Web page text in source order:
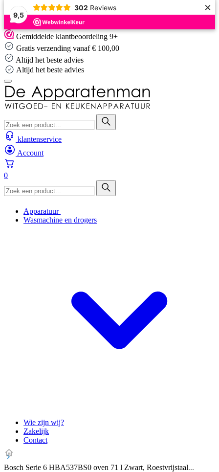
9,5
302 Reviews ×
Skip
to
content
Gemiddelde klantbeoordeling 9+
Gratis verzending vanaf € 100,00
Altijd het beste advies
Altijd het beste advies
klantenservice
Account
0
Apparatuur
Wasmachine en drogers
Wie zijn wij?
Zakelijk
Contact
Bosch Serie 6 HBA537BS0 oven 71 l Zwart, Roestvrijstaal